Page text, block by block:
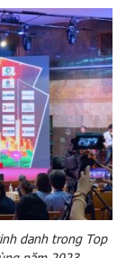
danh trong Top